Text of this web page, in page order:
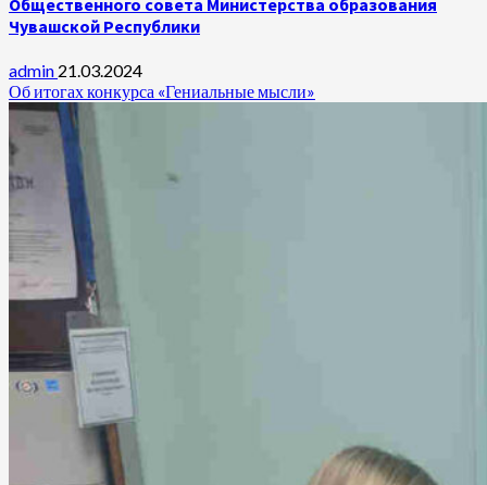
Общественного совета Министерства образования
Чувашской Республики
admin 21.03.2024
Об итогах конкурса «Гениальные мысли»